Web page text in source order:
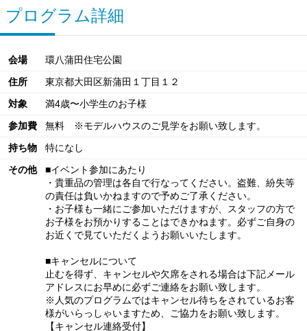
プログラム詳細
会場
環八蒲田住宅公園
住所
東京都大田区新蒲田１丁目１２
対象
満4歳〜小学生のお子様
参加費
無料 ※モデルハウスのご見学をお願い致します。
持ち物
特になし
その他
■イベント参加にあたり
・貴重品の管理は各自で行なってください。盗難、紛失等
の責任は負いかねますので予めご了承ください。
・お子様も一緒にご参加いただけますが、スタッフの方で
お子様をお預かりすることはできかねます。必ずご自身の
お近くで見ていただくようお願いいたします。
■キャンセルについて
止むを得ず、キャンセルや欠席をされる場合は下記メール
アドレスにお早めに必ずご連絡をお願い致します。
※人気のプログラムではキャンセル待ちをされているお客
様がいらっしゃいますため、ご協力をお願い致します。
【キャンセル連絡受付】